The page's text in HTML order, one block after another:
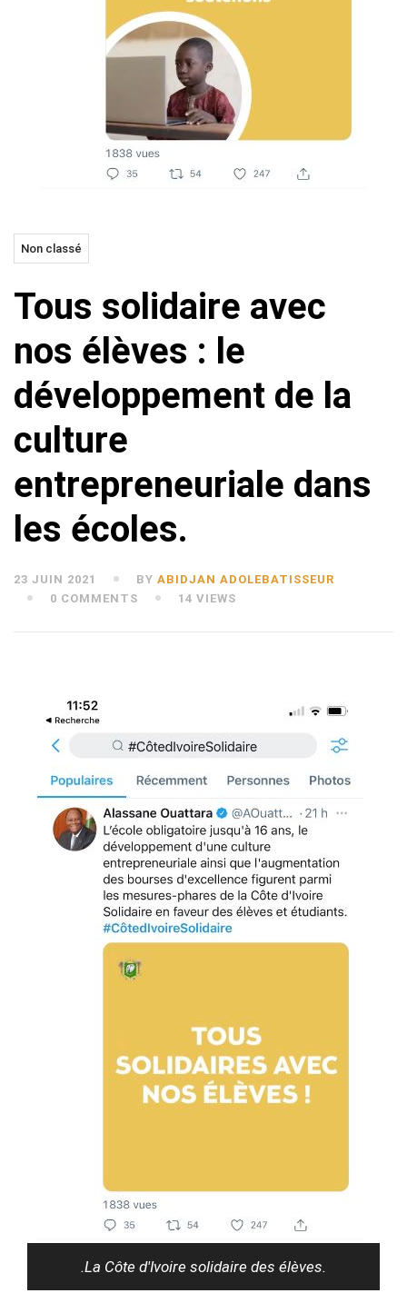
Non classé
Tous solidaire avec
nos élèves : le
développement de la
culture
entrepreneuriale dans
les écoles.
23 JUIN 2021 BY ABIDJAN ADOLEBATISSEUR
0 COMMENTS
14 VIEWS
.La Côte d'Ivoire solidaire des élèves.